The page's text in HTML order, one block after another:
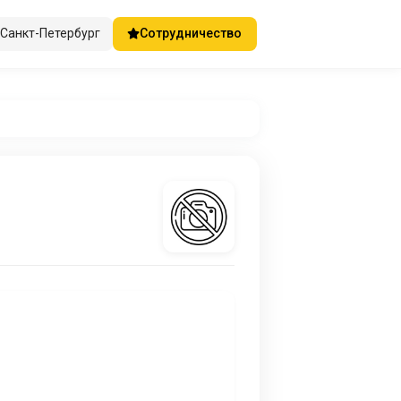
Санкт-Петербург Сотрудничество